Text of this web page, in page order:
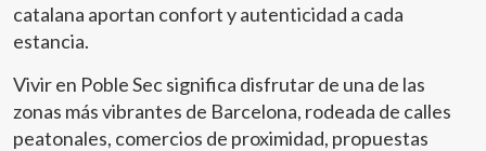
catalana aportan confort y autenticidad a cada
estancia.
Vivir en Poble Sec significa disfrutar de una de las
zonas más vibrantes de Barcelona, rodeada de calles
peatonales, comercios de proximidad, propuestas